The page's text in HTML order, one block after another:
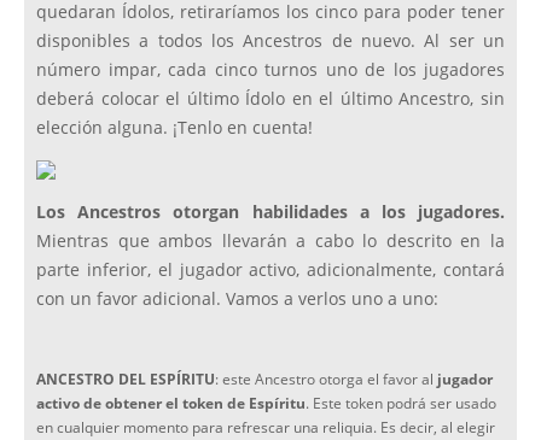
quedaran Ídolos, retiraríamos los cinco para poder tener
disponibles a todos los Ancestros de nuevo. Al ser un
número impar, cada cinco turnos uno de los jugadores
deberá colocar el último Ídolo en el último Ancestro, sin
elección alguna. ¡Tenlo en cuenta!
Los Ancestros otorgan habilidades a los jugadores.
Mientras que ambos llevarán a cabo lo descrito en la
parte inferior, el jugador activo, adicionalmente, contará
con un favor adicional. Vamos a verlos uno a uno:
ANCESTRO DEL ESPÍRITU: este Ancestro otorga el favor al jugador
activo de obtener el token de Espíritu. Este token podrá ser usado
en cualquier momento para refrescar una reliquia. Es decir, al elegir